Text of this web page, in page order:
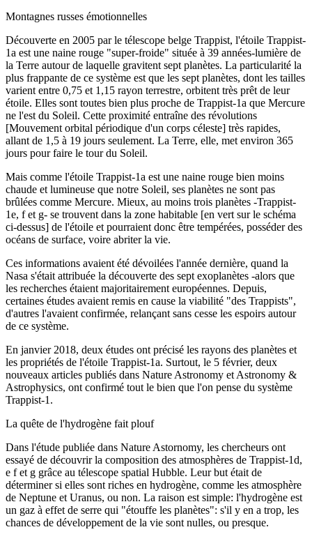
Montagnes russes émotionnelles
Découverte en 2005 par le télescope belge Trappist, l'étoile Trappist-
1a est une naine rouge "super-froide" située à 39 années-lumière de
la Terre autour de laquelle gravitent sept planètes. La particularité la
plus frappante de ce système est que les sept planètes, dont les tailles
varient entre 0,75 et 1,15 rayon terrestre, orbitent très prêt de leur
étoile. Elles sont toutes bien plus proche de Trappist-1a que Mercure
ne l'est du Soleil. Cette proximité entraîne des révolutions
[Mouvement orbital périodique d'un corps céleste] très rapides,
allant de 1,5 à 19 jours seulement. La Terre, elle, met environ 365
jours pour faire le tour du Soleil.
Mais comme l'étoile Trappist-1a est une naine rouge bien moins
chaude et lumineuse que notre Soleil, ses planètes ne sont pas
brûlées comme Mercure. Mieux, au moins trois planètes -Trappist-
1e, f et g- se trouvent dans la zone habitable [en vert sur le schéma
ci-dessus] de l'étoile et pourraient donc être tempérées, posséder des
océans de surface, voire abriter la vie.
Ces informations avaient été dévoilées l'année dernière, quand la
Nasa s'était attribuée la découverte des sept exoplanètes -alors que
les recherches étaient majoritairement européennes. Depuis,
certaines études avaient remis en cause la viabilité "des Trappists",
d'autres l'avaient confirmée, relançant sans cesse les espoirs autour
de ce système.
En janvier 2018, deux études ont précisé les rayons des planètes et
les propriétés de l'étoile Trappist-1a. Surtout, le 5 février, deux
nouveaux articles publiés dans Nature Astronomy et Astronomy &
Astrophysics, ont confirmé tout le bien que l'on pense du système
Trappist-1.
La quête de l'hydrogène fait plouf
Dans l'étude publiée dans Nature Astornomy, les chercheurs ont
essayé de découvrir la composition des atmosphères de Trappist-1d,
e f et g grâce au télescope spatial Hubble. Leur but était de
déterminer si elles sont riches en hydrogène, comme les atmosphère
de Neptune et Uranus, ou non. La raison est simple: l'hydrogène est
un gaz à effet de serre qui "étouffe les planètes": s'il y en a trop, les
chances de développement de la vie sont nulles, ou presque.